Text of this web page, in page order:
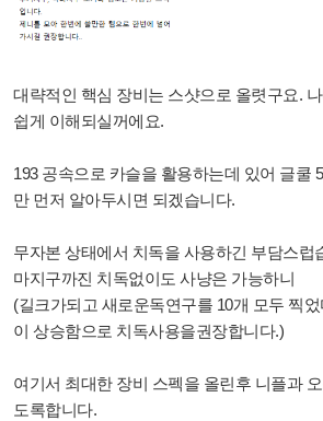
대략적인 핵심 장비는 스샷으로 올렷구요.
쉽게 이해되실꺼에요.
193 공속으로 카슬을 활용하는데 있어 글쿨
만 먼저 알아두시면 되겠습니다.
무자본 상태에서 치독을 사용하긴 부담스럽
마지구까진 치독없이도 사냥은 가능하니
(길크가되고 새로운독연구를 10개 모두 찍
이 상승함으로 치독사용을권장합니다.)
여기서 최대한 장비 스펙을 올린후 니플과
도록합니다.